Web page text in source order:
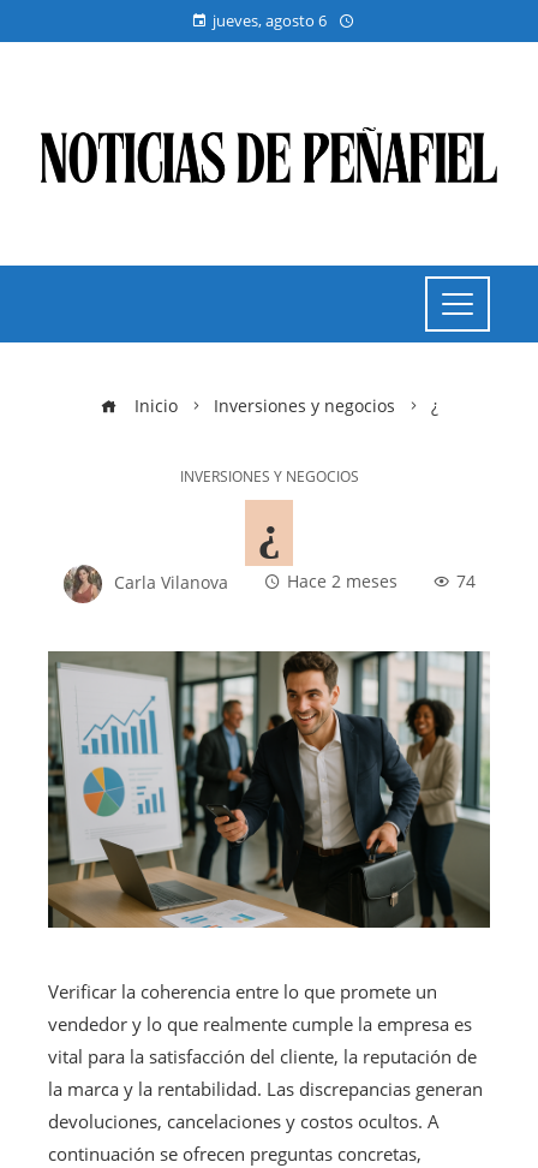
jueves, agosto 6
Inicio Inversiones y negocios ¿
INVERSIONES Y NEGOCIOS
¿
Carla Vilanova Hace 2 meses 74
Verificar la coherencia entre lo que promete un
vendedor y lo que realmente cumple la empresa es
vital para la satisfacción del cliente, la reputación de
la marca y la rentabilidad. Las discrepancias generan
devoluciones, cancelaciones y costos ocultos. A
continuación se ofrecen preguntas concretas,